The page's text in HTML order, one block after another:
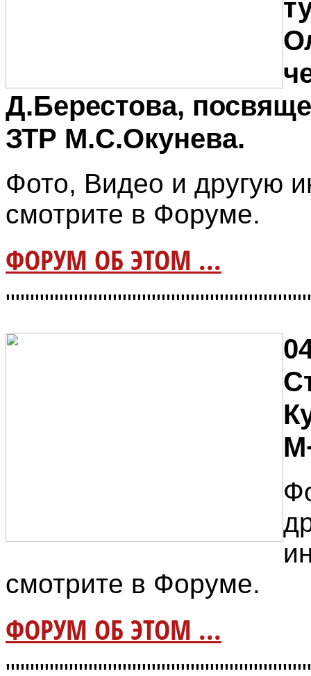
Д.Берестова,
ЗТР М.С.Окунева.
Фото, Видео и другую
смотрите в Форуме.
ФОРУМ ОБ ЭТОМ ...
смотрите в Форуме.
ФОРУМ ОБ ЭТОМ ...